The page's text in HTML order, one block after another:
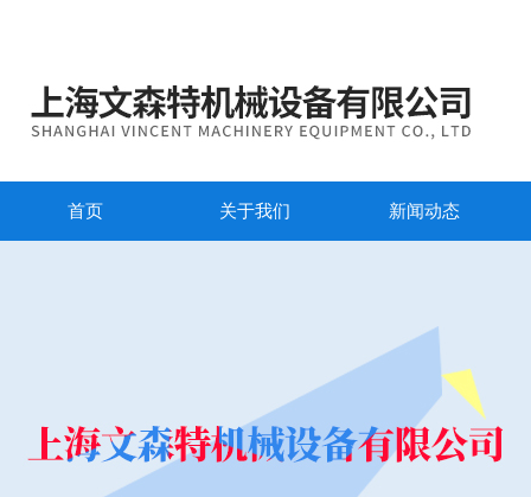
首页 关于我们 新闻动态